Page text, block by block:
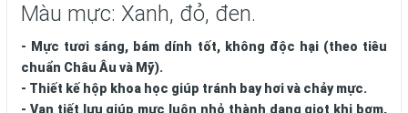
Màu mực: Xanh, đỏ, đen.
- Mực tươi sáng, bám dính tốt, không độc hại (theo tiêu
chuẩn Châu Âu và Mỹ).
- Thiết kế hộp khoa học giúp tránh bay hơi và chảy mực.
- Van tiết lưu giúp mực luôn nhỏ thành dạng giọt khi bơm,